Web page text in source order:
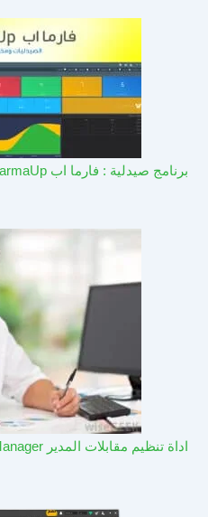
برنامج صيدلية : فارما اب PharmaUp​
اداة تنظيم مقابلات المدير Interview Manager